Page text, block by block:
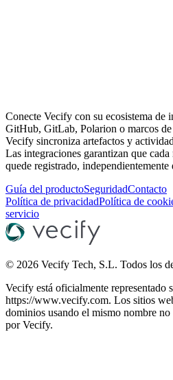
Conecte Vecify con su ecosistema de
GitHub, GitLab, Polarion o marcos de
Vecify sincroniza artefactos y
Las integraciones garantizan que
quede registrado,
Guía del productoSeguridadContacto
Política de privacidadPolítica de
servicio
© 2026 Vecify Tech, S.L. Todos los
Vecify está oficialmente representado
https://www.vecify.com. Los sitios
dominios usando el mismo nombre
por Vecify.